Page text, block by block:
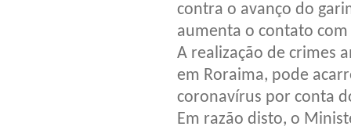
contra o avanço do
aumenta o contato
A realização de crimes
em Roraima, pode
coronavírus por conta
Em razão disto, o